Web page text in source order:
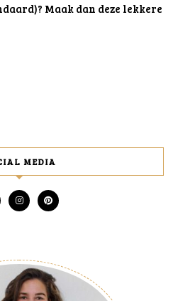
Maak dan deze lekkere
MEDIA